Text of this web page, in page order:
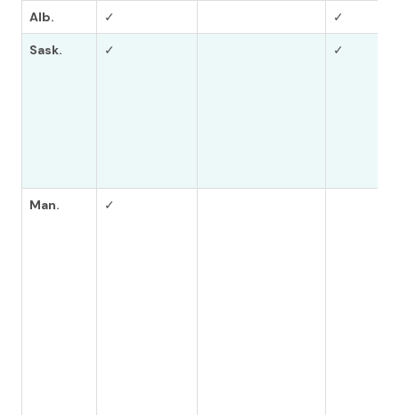
Alb. ✓ ✓
Sask. ✓ ✓
Man. ✓